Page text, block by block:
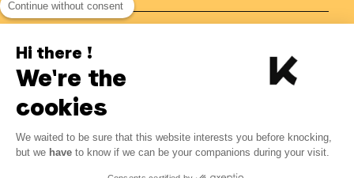
18.99€ 15.19€ -20 % ?
Economisez 3.80 € avec K+
Belgique/FR
Continue without consent
Hi there !
We're the
cookies
We waited to be sure that this website interests you before knocking,
but we have to know if we can be your companions during your visit.